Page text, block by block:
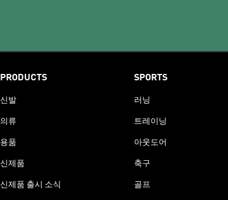
PRODUCTS
신발
의류
용품
신제품
신제품 출시 소식
SPORTS
러닝
트레이닝
아웃도어
축구
골프